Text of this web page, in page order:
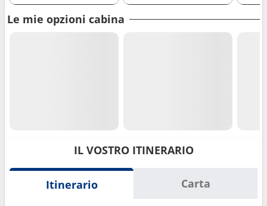
Le mie opzioni cabina
IL VOSTRO ITINERARIO
Itinerario Carta